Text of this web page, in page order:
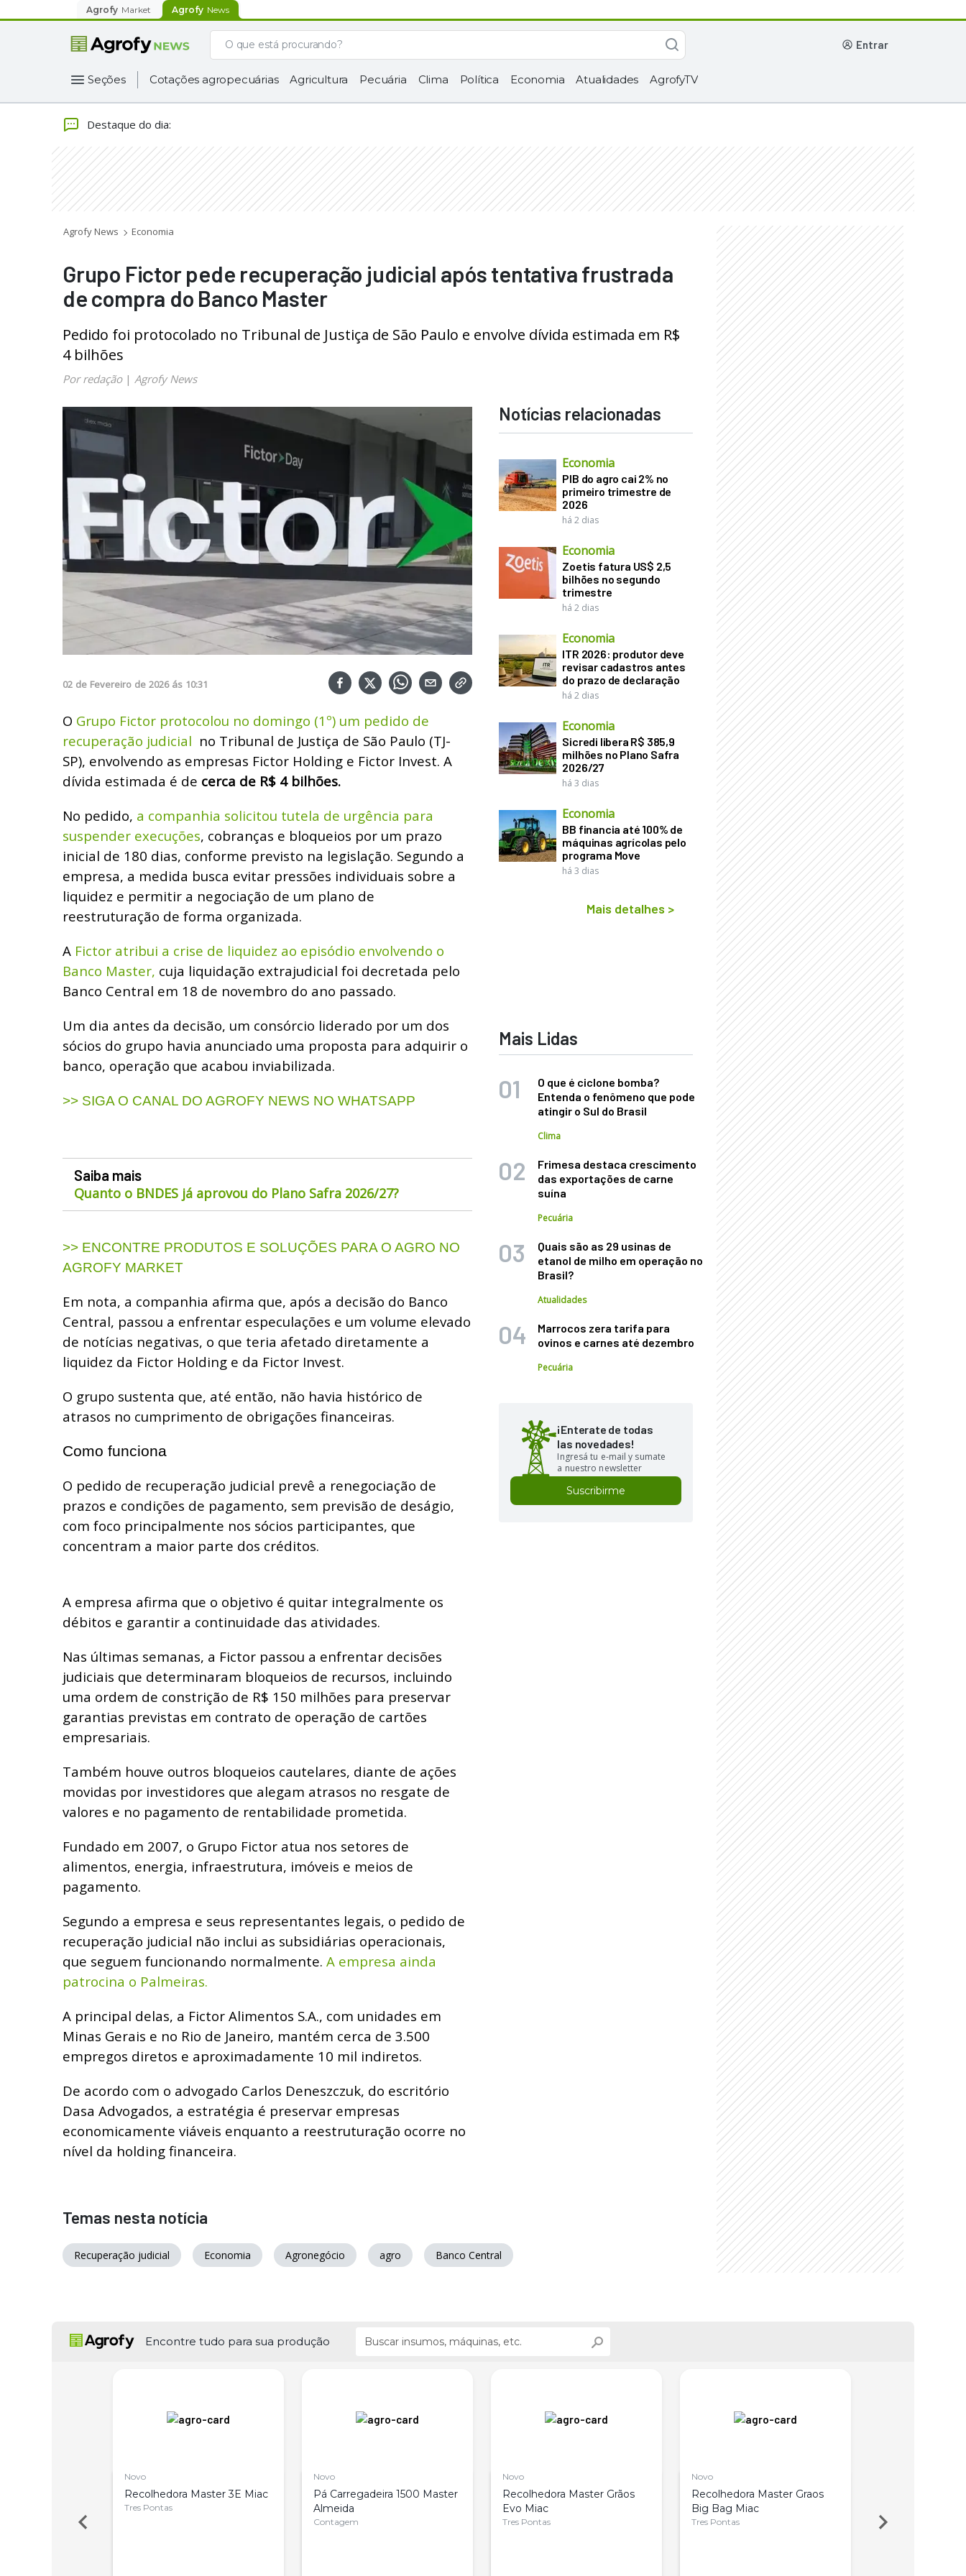
Agrofy Market Agrofy News
entrar
Seções Cotações agropecuárias Agricultura Pecuária Clima Política Economia Atualidades AgrofyTV
Destaque do dia:
Agrofy News Economia
Grupo Fictor pede recuperação judicial após tentativa frustrada
de compra do Banco Master
Pedido foi protocolado no Tribunal de Justiça de São Paulo e envolve dívida estimada em R$
4 bilhões
Por redação| Agrofy News
02 de Fevereiro de 2026 ás 10:31
O Grupo Fictor protocolou no domingo (1º) um pedido de
recuperação judicial no Tribunal de Justiça de São Paulo (TJ-
SP), envolvendo as empresas Fictor Holding e Fictor Invest. A
dívida estimada é de cerca de R$ 4 bilhões.
No pedido, a companhia solicitou tutela de urgência para
suspender execuções, cobranças e bloqueios por um prazo
inicial de 180 dias, conforme previsto na legislação. Segundo a
empresa, a medida busca evitar pressões individuais sobre a
liquidez e permitir a negociação de um plano de
reestruturação de forma organizada.
A Fictor atribui a crise de liquidez ao episódio envolvendo o
Banco Master, cuja liquidação extrajudicial foi decretada pelo
Banco Central em 18 de novembro do ano passado.
Um dia antes da decisão, um consórcio liderado por um dos
sócios do grupo havia anunciado uma proposta para adquirir o
banco, operação que acabou inviabilizada.
>> SIGA O CANAL DO AGROFY NEWS NO WHATSAPP
Saiba mais
Quanto o BNDES já aprovou do Plano Safra 2026/27?
>> ENCONTRE PRODUTOS E SOLUÇÕES PARA O AGRO NO
AGROFY MARKET
Em nota, a companhia afirma que, após a decisão do Banco
Central, passou a enfrentar especulações e um volume elevado
de notícias negativas, o que teria afetado diretamente a
liquidez da Fictor Holding e da Fictor Invest.
O grupo sustenta que, até então, não havia histórico de
atrasos no cumprimento de obrigações financeiras.
Como funciona
O pedido de recuperação judicial prevê a renegociação de
prazos e condições de pagamento, sem previsão de deságio,
com foco principalmente nos sócios participantes, que
concentram a maior parte dos créditos.
A empresa afirma que o objetivo é quitar integralmente os
débitos e garantir a continuidade das atividades.
Nas últimas semanas, a Fictor passou a enfrentar decisões
judiciais que determinaram bloqueios de recursos, incluindo
uma ordem de constrição de R$ 150 milhões para preservar
garantias previstas em contrato de operação de cartões
empresariais.
Também houve outros bloqueios cautelares, diante de ações
movidas por investidores que alegam atrasos no resgate de
valores e no pagamento de rentabilidade prometida.
Fundado em 2007, o Grupo Fictor atua nos setores de
alimentos, energia, infraestrutura, imóveis e meios de
pagamento.
Segundo a empresa e seus representantes legais, o pedido de
recuperação judicial não inclui as subsidiárias operacionais,
que seguem funcionando normalmente. A empresa ainda
patrocina o Palmeiras.
A principal delas, a Fictor Alimentos S.A., com unidades em
Minas Gerais e no Rio de Janeiro, mantém cerca de 3.500
empregos diretos e aproximadamente 10 mil indiretos.
De acordo com o advogado Carlos Deneszczuk, do escritório
Dasa Advogados, a estratégia é preservar empresas
economicamente viáveis enquanto a reestruturação ocorre no
nível da holding financeira.
Notícias relacionadas
Economia
PIB do agro cai 2% no
primeiro trimestre de
2026
há 2 dias
Economia
Zoetis fatura US$ 2,5
bilhões no segundo
trimestre
há 2 dias
Economia
ITR 2026: produtor deve
revisar cadastros antes
do prazo de declaração
há 2 dias
Economia
Sicredi libera R$ 385,9
milhões no Plano Safra
2026/27
há 3 dias
Economia
BB financia até 100% de
máquinas agrícolas pelo
programa Move
há 3 dias
Mais detalhes >
Mais Lidas
O que é ciclone bomba?
Entenda o fenômeno que pode
atingir o Sul do Brasil
Clima
Frimesa destaca crescimento
das exportações de carne
suína
Pecuária
Quais são as 29 usinas de
etanol de milho em operação no
Brasil?
Atualidades
Marrocos zera tarifa para
ovinos e carnes até dezembro
Pecuária
¡Enterate de todas
las novedades!
Ingresá tu e-mail y sumate
a nuestro newsletter
Suscribirme
Temas nesta notícia
Recuperação judicial Economia Agronegócio agro Banco Central
Encontre tudo para sua produção
Novo
Recolhedora Master 3E Miac
Tres Pontas
Novo
Pá Carregadeira 1500 Master
Almeida
Contagem
Novo
Recolhedora Master Grãos
Evo Miac
Tres Pontas
Novo
Recolhedora Master Graos
Big Bag Miac
Tres Pontas